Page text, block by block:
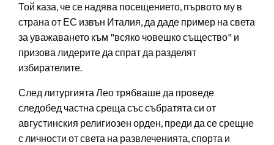
Той каза, че се надява посещението, първото му в
страна от ЕС извън Италия, да даде пример на света
за уважаването към "всяко човешко същество" и
призова лидерите да спрат да разделят
избирателите.
След литургията Лео трябваше да проведе
следобед частна среща със събратята си от
августинския религиозен орден, преди да се срещне
с личности от света на развлеченията, спорта и